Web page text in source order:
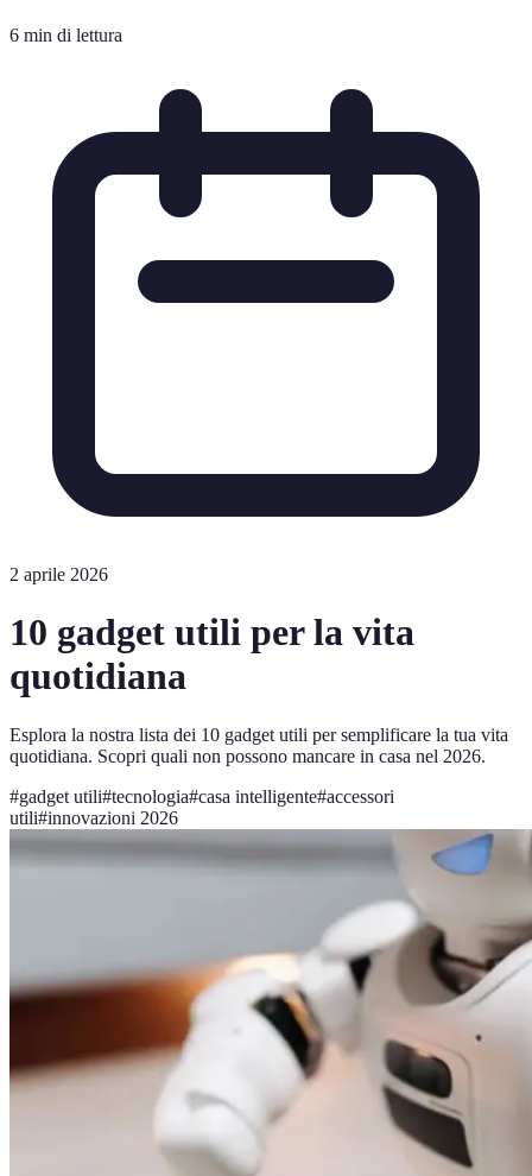
6 min di lettura
2 aprile 2026
10 gadget utili per la vita
quotidiana
Esplora la nostra lista dei 10 gadget utili per semplificare la tua vita
quotidiana. Scopri quali non possono mancare in casa nel 2026.
#gadget utili#tecnologia#casa intelligente#accessori
utili#innovazioni 2026